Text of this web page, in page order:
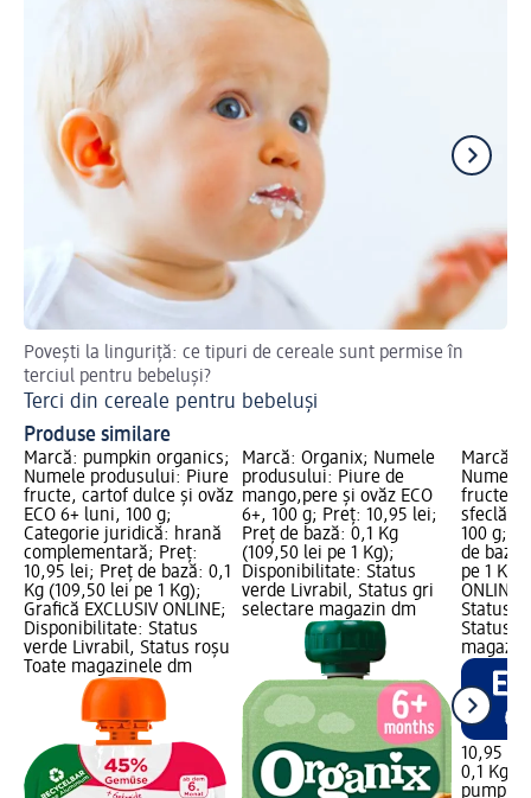
Povești la linguriță: ce tipuri de cereale sunt permise în
terciul pentru bebeluși?
Terci din cereale pentru bebeluși
Produse similare
Marcă: pumpkin organics;
Numele produsului: Piure
fructe, cartof dulce și ovăz
ECO 6+ luni, 100 g;
Categorie juridică: hrană
complementară; Preț:
10,95 lei; Preț de bază: 0,1
Kg (109,50 lei pe 1 Kg);
Grafică EXCLUSIV ONLINE;
Disponibilitate: Status
verde Livrabil, Status roșu
Toate magazinele dm
Marcă: Organix; Numele
produsului: Piure de
mango,pere și ovăz ECO
6+, 100 g; Preț: 10,95 lei;
Preț de bază: 0,1 Kg
(109,50 lei pe 1 Kg);
Disponibilitate: Status
verde Livrabil, Status gri
selectare magazin dm
Marcă:
Numele
fructe,
sfeclă
100 g;
de bază:
pe 1
Status
Status
10,95 lei
0,1 Kg